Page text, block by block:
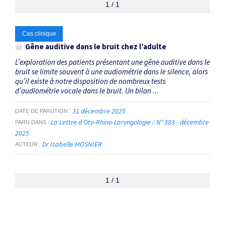
Troubles du spectre des neuropathies auditives ×
Dates
Du
RECHERCHER
1 / 1
Cas clinique
Gêne auditive dans le bruit chez l’adulte
L’exploration des patients présentant une gêne auditive dans le
bruit se limite souvent à une audiométrie dans le silence, alors
qu’il existe à notre disposition de nombreux tests
d’audiométrie vocale dans le bruit. Un bilan ...
DATE DE PARUTION 31 décembre 2025
PARU DANS
La Lettre d’Oto-Rhino-Laryngologie / N° 383 - décembre
2025
AUTEUR Dr Isabelle MOSNIER
1 / 1